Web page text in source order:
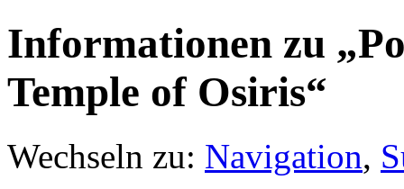
Informationen zu
Temple of Osiris“
Wechseln zu: Navigation,